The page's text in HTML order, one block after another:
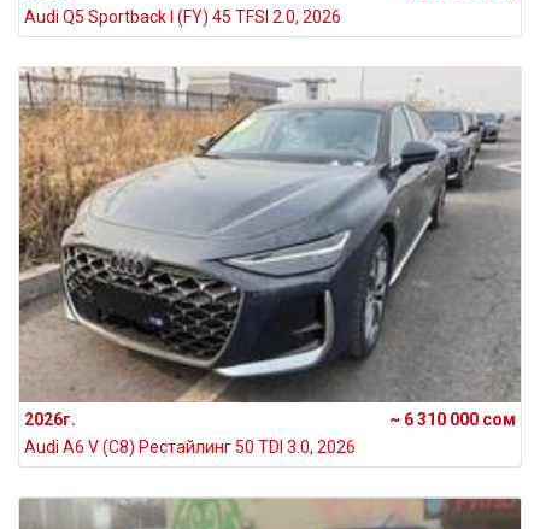
Audi Q5 Sportback I (FY) 45 TFSI 2.0, 2026
2026г.
~ 6 310 000 сом
Audi A6 V (C8) Рестайлинг 50 TDI 3.0, 2026